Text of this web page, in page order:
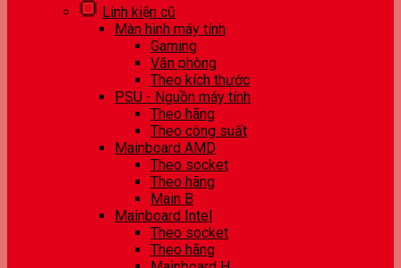
Linh kiện cũ
Màn hình máy tính
Gaming
Văn phòng
Theo kích thước
PSU - Nguồn máy tính
Theo hãng
Theo công suất
Mainboard AMD
Theo socket
Theo hãng
Main B
Mainboard Intel
Theo socket
Theo hãng